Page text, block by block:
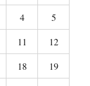
4
5
11 12
18
19